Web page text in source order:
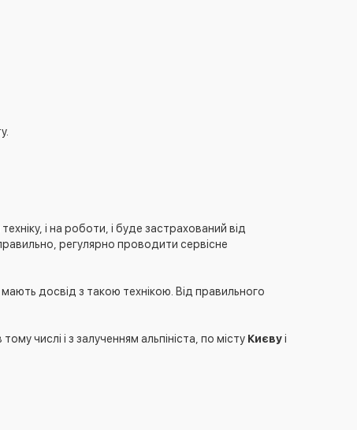
і на роботи, і буде застрахований від
регулярно проводити сервісне
досвід з такою технікою. Від правильного
числі і з залученням альпініста, по місту Києвуі